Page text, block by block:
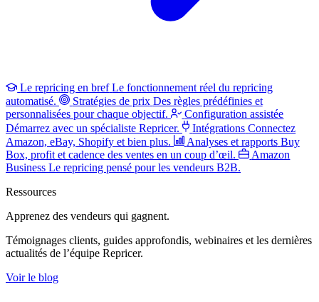
Le repricing en bref Le fonctionnement réel du repricing
automatisé.
Stratégies de prix Des règles prédéfinies et
personnalisées pour chaque objectif.
Configuration assistée
Démarrez avec un spécialiste Repricer.
Intégrations Connectez
Amazon, eBay, Shopify et bien plus.
Analyses et rapports Buy
Box, profit et cadence des ventes en un coup d’œil.
Amazon
Business Le repricing pensé pour les vendeurs B2B.
Ressources
Apprenez des vendeurs qui gagnent.
Témoignages clients, guides approfondis, webinaires et les dernières
actualités de l’équipe Repricer.
Voir le blog